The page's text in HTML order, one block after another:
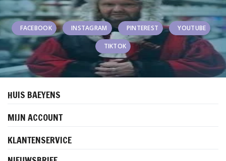
FACEBOOK INSTAGRAM PINTEREST YOUTUBE
TIKTOK
HUIS BAEYENS
MIJN ACCOUNT
KLANTENSERVICE